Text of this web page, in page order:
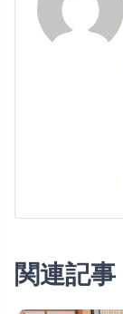
関連記事